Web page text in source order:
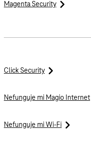
Magenta Security
Click Security
Nefunguje mi Magio Internet
Nefunguje mi Wi-Fi